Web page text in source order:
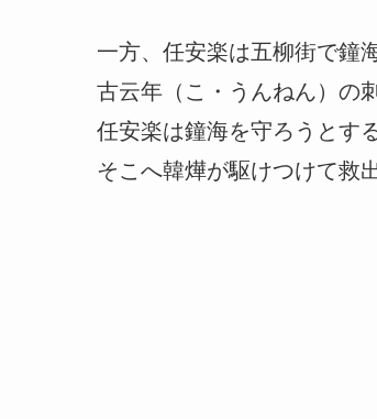
一方、任安楽は五柳街で鐘
古云年（こ・うんねん）の
任安楽は鐘海を守ろうとす
そこへ韓燁が駆けつけて救